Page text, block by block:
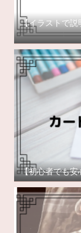
【イラストで説
【初心者でも安